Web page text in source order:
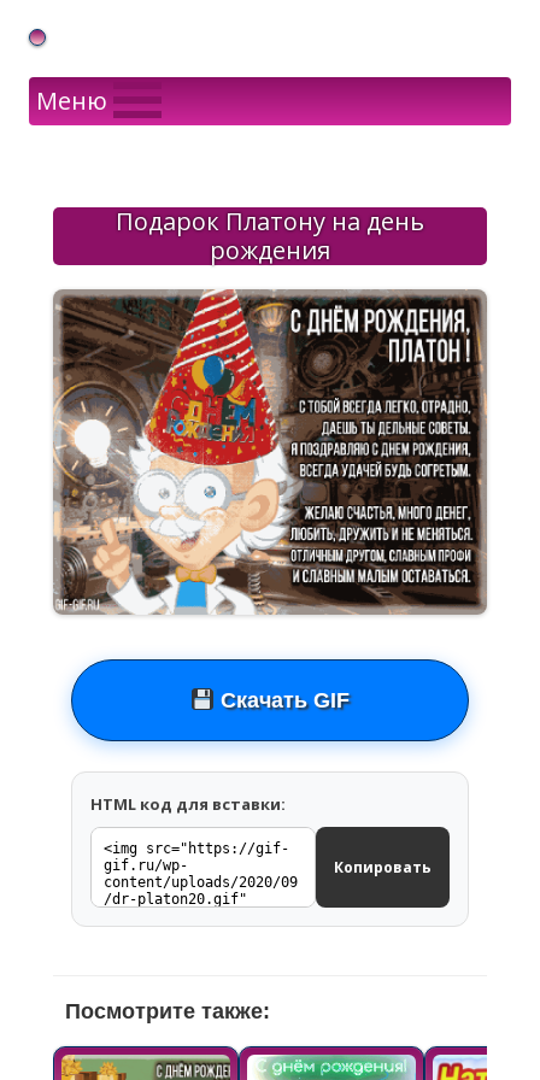
Gif Открытки в подарок
Меню
Подарок Платону на день
рождения
Скачать GIF
HTML код для вставки:
Копировать
Посмотрите также: